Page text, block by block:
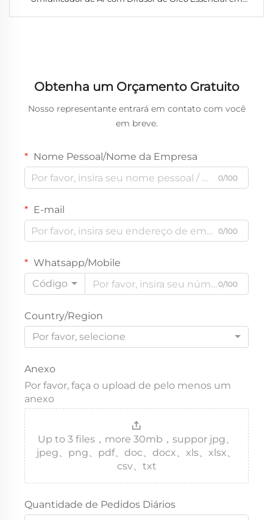
Porcelana Difusor de Aroma Ultrasônico Elétrico
Obtenha um Orçamento Gratuito
Nosso representante entrará em contato com você
em breve.
Nome Pessoal/Nome da Empresa
0/100
E-mail
0/100
Whatsapp/Mobile
Código
0/100
Country/Region
Por favor, selecione
Anexo
Por favor, faça o upload de pelo menos um
anexo
Up to 3 files，more 30mb，suppor jpg、
jpeg、png、pdf、doc、docx、xls、xlsx、
csv、txt
Quantidade de Pedidos Diários